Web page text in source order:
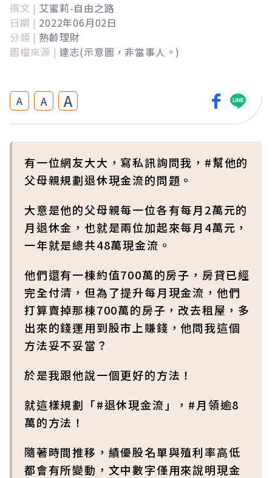
撰文 | 艾蜜莉-自由之路
日期 | 2022年06月02日
分類 | 熟齡理財
圖檔來源 | 達志(示意圖，非當事人。)
A A A
有一位網友大大，寫私訊詢問我，#幫他的
父母親規劃退休現金流的問題。
大意是他的父母親每一位各有每月2萬元的
月退休金，也就是兩位加起來每月4萬元，
一年就是總共48萬現金流。
他們還有一棟約值700萬的房子，房貸已經
完全付清，但為了提升每月現金流，他們
打算賣掉那棟700萬的房子，改去租屋，多
出來的錢運用到股市上賺錢，他問我這個
方法妥不妥當？
於是我跟他說一個更好的方法！
就這樣規劃「#退休現金流」，#月領逾8
萬的方法！
隨著時間推移，績優股名單與殖利率高低
都會有所變動，文中數字僅用來說明現金